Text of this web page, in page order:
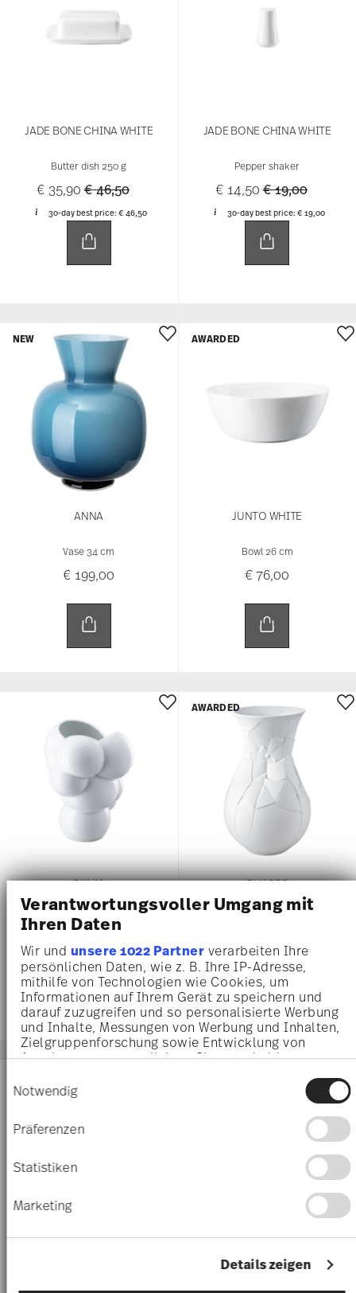
Verantwortungsvoller Umgang mit
Ihren Daten
Wir und unsere 1022 Partnerverarbeiten Ihre
persönlichen Daten, wie z. B. Ihre IP-Adresse,
mithilfe von Technologien wie Cookies, um
Informationen auf Ihrem Gerät zu speichern und
darauf zuzugreifen und so personalisierte Werbung
und Inhalte, Messungen von Werbung und Inhalten,
Zielgruppenforschung sowie Entwicklung von
Angeboten zu ermöglichen. Sie entscheiden
Sie können Ihre Einwilligung jederzeit über die
Cookie-Erklärung oder durch Klicken auf das
Privacy Trigger Symbol ändern oder widerrufen
Informationen über Ihre geografische Lage
erfassen, welche bis auf einige Meter genau
Ihr Gerät durch aktives Scannen nach
identifizieren
Erfahren Sie mehr darüber, wie Ihre persönlichen
Daten verarbeitet werden, und legen Sie Ihre
Notwendig
Präferenzen
Statistiken
Marketing
Details zeigen
JADE BONE CHINA WHITE
Butter dish 250 g
€ 35,90Price reduced from
€ 46,50to
30-day best price: € 46,50
JADE BONE CHINA WHITE
Pepper shaker
€ 14,50Price reduced
€ 19,00to
30-day best price: € 19,00
ANNA
Vase 34 cm
€ 199,00
NEW
JUNTO WHITE
Bowl 26 cm
€ 76,00
AWARDED
SKUM
Vase 26 cm
€ 349,00
PHASES
€ 245,00
AWARDED